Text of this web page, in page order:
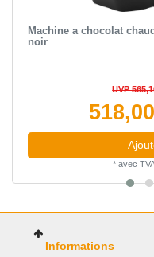
Machine a chocolat
noir
UVP
* avec TVA
Informations